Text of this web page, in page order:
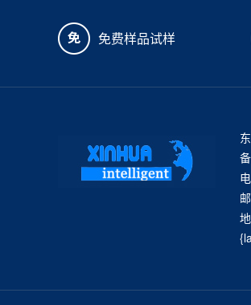
免费样品试样